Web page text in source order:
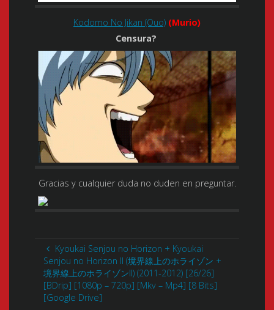
Kodomo No Jikan (Ouo) (Murio)
Censura?
Gracias y cualquier duda no duden en preguntar.
Kyoukai Senjou no Horizon + Kyoukai
Senjou no Horizon II (境界線上のホライゾン +
境界線上のホライゾンII) (2011-2012) [26/26]
[BDrip] [1080p – 720p] [Mkv – Mp4] [8 Bits]
[Google Drive]